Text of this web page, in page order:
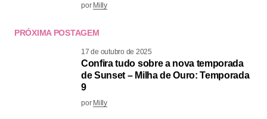
por Milly
PRÓXIMA POSTAGEM
17 de outubro de 2025
Confira tudo sobre a nova temporada
de Sunset – Milha de Ouro: Temporada
9
por Milly